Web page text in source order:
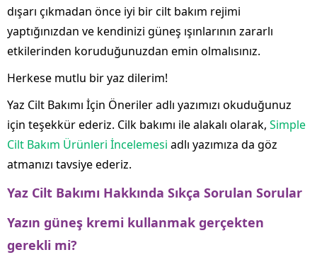
dışarı çıkmadan önce iyi bir cilt bakım rejimi
yaptığınızdan ve kendinizi güneş ışınlarının zararlı
etkilerinden koruduğunuzdan emin olmalısınız.
Herkese mutlu bir yaz dilerim!
Yaz Cilt Bakımı İçin Öneriler adlı yazımızı okuduğunuz
için teşekkür ederiz. Cilk bakımı ile alakalı olarak, Simple
Cilt Bakım Ürünleri İncelemesi adlı yazımıza da göz
atmanızı tavsiye ederiz.
Yaz Cilt Bakımı Hakkında Sıkça Sorulan Sorular
Yazın güneş kremi kullanmak gerçekten
gerekli mi?